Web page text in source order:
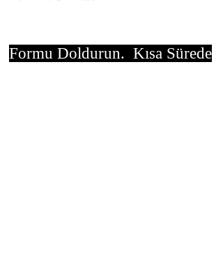
Formu Doldurun. Kısa Sürede